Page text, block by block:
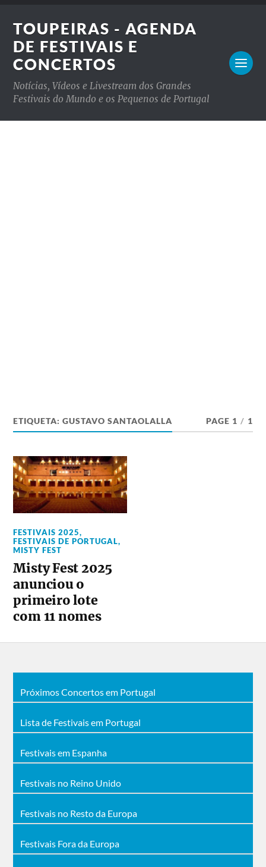
TOUPEIRAS - AGENDA
DE FESTIVAIS E
CONCERTOS
Notícias, Vídeos e Livestream dos Grandes
Festivais do Mundo e os Pequenos de Portugal
ETIQUETA:GUSTAVO SANTAOLALLA PAGE 1 / 1
FESTIVAIS 2025,
FESTIVAIS DE PORTUGAL,
MISTY FEST
Misty Fest 2025
anunciou o
primeiro lote
com 11 nomes
Próximos Concertos em Portugal
Lista de Festivais em Portugal
Festivais em Espanha
Festivais no Reino Unido
Festivais no Resto da Europa
Festivais Fora da Europa